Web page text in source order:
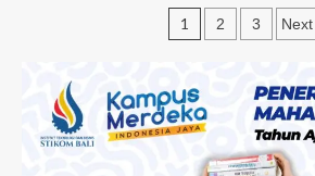
1 2 3 Next